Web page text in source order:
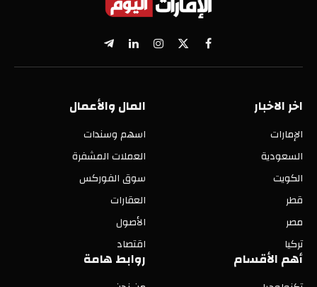
فيسبوك
X
(Twitter)
الانستغراملينكدإنتيلقرام
اخر الاخبار
الإمارات
السعودية
الكويت
قطر
مصر
تركيا
المال والأعمال
اسهم وسندات
العملات المشفرة
سوق الفوركس
العقارات
الأصول
اقتصاد
أهم الأقسام روابط هامة